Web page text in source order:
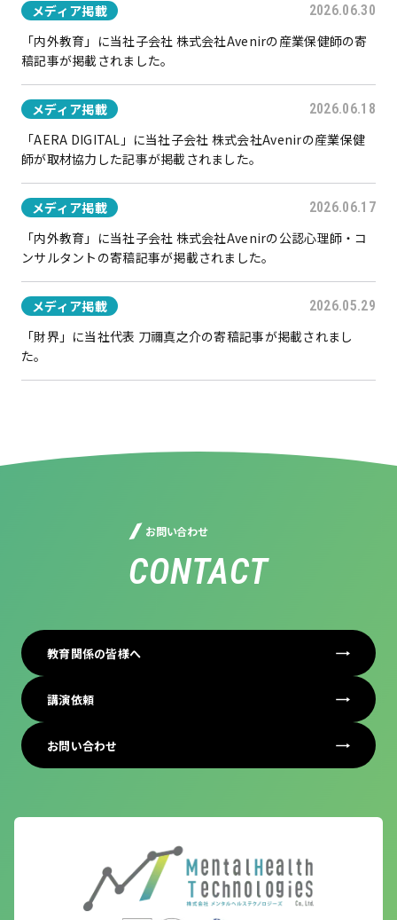
メディア掲載 2026.06.30
「内外教育」に当社子会社 株式会社Avenirの産業保健師の寄
稿記事が掲載されました。
メディア掲載 2026.06.18
「AERA DIGITAL」に当社子会社 株式会社Avenirの産業保健
師が取材協力した記事が掲載されました。
メディア掲載 2026.06.17
「内外教育」に当社子会社 株式会社Avenirの公認心理師・コ
ンサルタントの寄稿記事が掲載されました。
メディア掲載 2026.05.29
「財界」に当社代表 刀禰真之介の寄稿記事が掲載されまし
た。
お問い合わせ
CONTACT
教育関係の皆様へ
講演依頼
お問い合わせ